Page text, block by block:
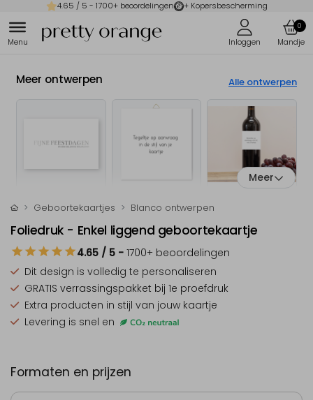
4.65 / 5 - 1700+ beoordelingen + Kopersbescherming
0
Meer ontwerpen Alle ontwerpen
Meer
Geboortekaartjes Blanco ontwerpen
Foliedruk - Enkel liggend geboortekaartje
4.65 / 5 - 1700+ beoordelingen
Dit design is volledig te personaliseren
GRATIS verrassingspakket bij 1e proefdruk
Extra producten in stijl van jouw kaartje
Levering is snel en
Formaten en prijzen